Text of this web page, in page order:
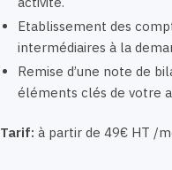
Etablissement des
intermédiaires à la
Remise d’une note de
éléments clés de votre
Tarif: à partir de 49€ HT /